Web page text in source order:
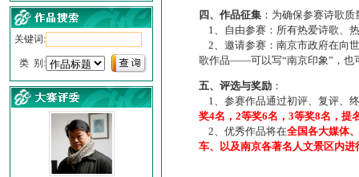
关键词:
类 别:
四、作品征集 ：为确保参赛诗歌
1、自由参赛：所有热爱诗歌、
2、邀请参赛：南京市政府在向
歌作品——可以写“南京印象”，也
五、评选与奖励 ：
1、参赛作品通过初评、复评、
奖4名，2等奖6名，3等奖8名，提
2、优秀作品将在全国各大媒体
车、以及南京各著名人文景区内进